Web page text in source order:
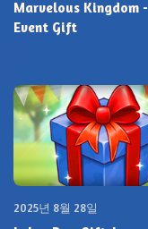
Marvelous Kingdom -
Event Gift
2025년 8월 28일